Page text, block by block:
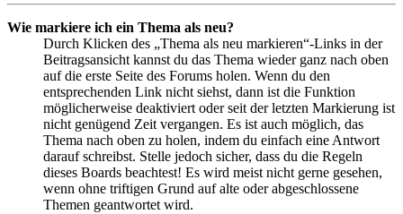
Wie markiere ich ein Thema als neu?
Durch Klicken des „Thema als neu markieren“-Links in der
Beitragsansicht kannst du das Thema wieder ganz nach oben
auf die erste Seite des Forums holen. Wenn du den
entsprechenden Link nicht siehst, dann ist die Funktion
möglicherweise deaktiviert oder seit der letzten Markierung ist
nicht genügend Zeit vergangen. Es ist auch möglich, das
Thema nach oben zu holen, indem du einfach eine Antwort
darauf schreibst. Stelle jedoch sicher, dass du die Regeln
dieses Boards beachtest! Es wird meist nicht gerne gesehen,
wenn ohne triftigen Grund auf alte oder abgeschlossene
Themen geantwortet wird.